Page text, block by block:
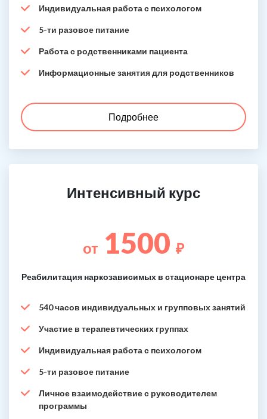
Индивидуальная работа с психологом
5-ти разовое питание
Работа с родственниками пациента
Информационные занятия для родственников
Подробнее
Интенсивный курс
от 1500 ₽
Реабилитация наркозависимых в стационаре центра
540 часов индивидуальных и групповых занятий
Участие в терапевтических группах
Индивидуальная работа с психологом
5-ти разовое питание
Личное взаимодействие с руководителем
программы